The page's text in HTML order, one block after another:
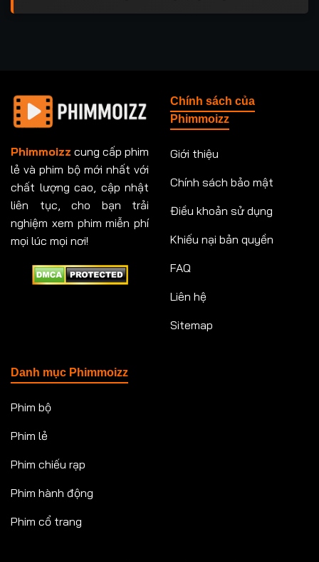
Phimmoizz cung cấp phim
lẻ và phim bộ mới nhất với
chất lượng cao, cập nhật
liên tục, cho bạn trải
nghiệm xem phim miễn phí
mọi lúc mọi nơi!
Chính sách của
Phimmoizz
Giới thiệu
Chính sách bảo mật
Điều khoản sử dụng
Khiếu nại bản quyền
FAQ
Liên hệ
Sitemap
Danh mục Phimmoizz
Phim bộ
Phim lẻ
Phim chiếu rạp
Phim hành động
Phim cổ trang